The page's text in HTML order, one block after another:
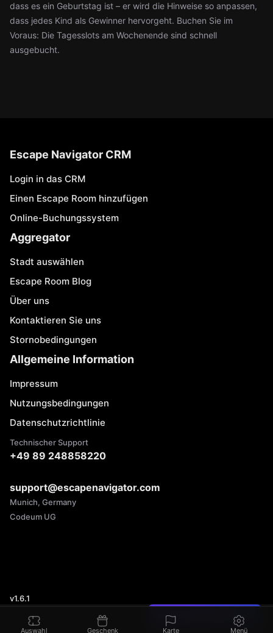
dass es ein Geburtstag ist – er wird die Hinweise so anpassen,
dass jedes Kind als Gewinner hervorgeht. Buchen Sie im
Voraus: Die Tagesslots am Wochenende sind schnell
ausgebucht.
Einen Fehler gefunden?
Escape Navigator CRM
Login in das CRM
Einen Escape Room hinzufügen
Online-Buchungssystem
Aggregator
Stadt auswählen
Escape Room Blog
Über uns
Kontaktieren Sie uns
Stornobedingungen
Allgemeine Information
Impressum
Nutzungsbedingungen
Datenschutzrichtlinie
Technischer Support
+49 89 248858220
support@escapenavigator.com
Munich, Germany
Codeum UG
v1.6.1
Auswahl Geschenk Karte Menü